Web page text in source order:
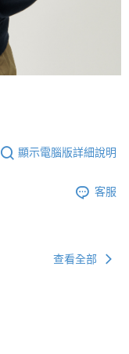
顯示電腦版詳細說明
客服
查看全部